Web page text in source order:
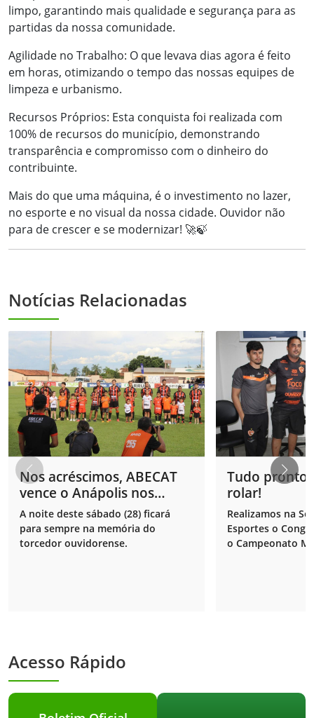
limpo, garantindo mais qualidade e segurança para as
partidas da nossa comunidade.
Agilidade no Trabalho: O que levava dias agora é feito
em horas, otimizando o tempo das nossas equipes de
limpeza e urbanismo.
Recursos Próprios: Esta conquista foi realizada com
100% de recursos do município, demonstrando
transparência e compromisso com o dinheiro do
contribuinte.
Mais do que uma máquina, é o investimento no lazer,
no esporte e no visual da nossa cidade. Ouvidor não
para de crescer e se modernizar! 🚀🍃
Notícias Relacionadas
Nos acréscimos, ABECAT
vence o Anápolis nos
pênaltis e garante vaga na
final do playoff! 🏆
A noite deste sábado (28) ficará
para sempre na memória do
torcedor ouvidorense.
Tudo pronto
rolar!
Realizamos na
Esportes o
o Campeonato
Acesso Rápido